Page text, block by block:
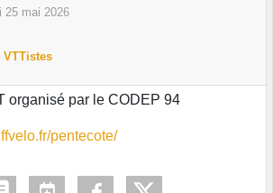
25 mai 2026
VTTistes
organisé par le CODEP 94
pentecote/